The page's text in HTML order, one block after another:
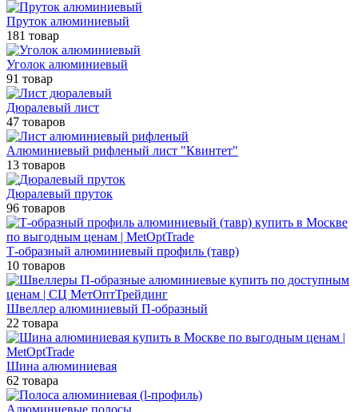
Пруток алюминиевый
181 товар
Уголок алюминиевый
91 товар
Дюралевый лист
47 товаров
Алюминиевый рифленый лист "Квинтет"
13 товаров
Дюралевый пруток
96 товаров
Т-образный алюминиевый профиль (тавр)
10 товаров
Швеллер алюминиевый П-образный
22 товара
Шина алюминиевая
62 товара
Алюминиевые полосы